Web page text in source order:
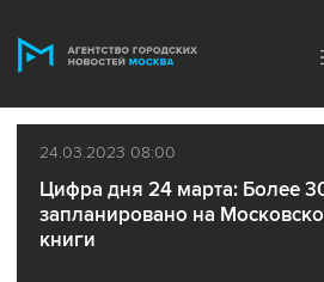
24.03.2023 08:00
Цифра дня 24 марта: Более
запланировано на
книги